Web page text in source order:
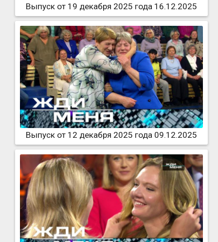
Выпуск от 19 декабря 2025 года 16.12.2025
Выпуск от 12 декабря 2025 года 09.12.2025